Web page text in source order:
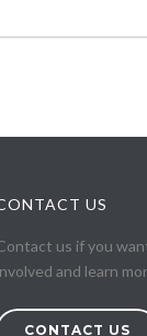
US
us if you
and learn
CONTACT US